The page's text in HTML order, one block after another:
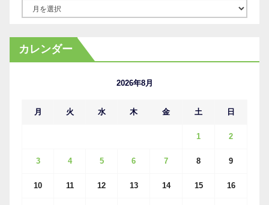
カ
イ
カレンダー
2026年8月
月 火 水 木 金 土 日
1 2
3 4 5 6 7 8 9
10 11 12 13 14 15 16